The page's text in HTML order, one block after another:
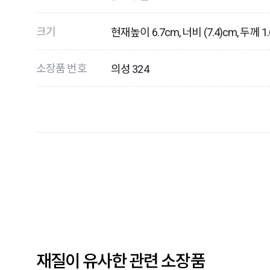
크기 현재높이 6.7cm, 너비 (7.4)cm, 두께
소장품 번호 의성 324
재질이 유사한 관련 소장품